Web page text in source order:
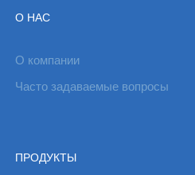
О НАС
О компании
Часто задаваемые вопросы
ПРОДУКТЫ